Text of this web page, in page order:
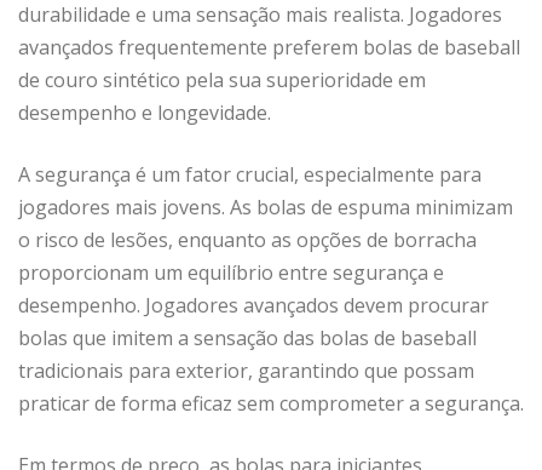
durabilidade e uma sensação mais realista. Jogadores
avançados frequentemente preferem bolas de baseball
de couro sintético pela sua superioridade em
desempenho e longevidade.
A segurança é um fator crucial, especialmente para
jogadores mais jovens. As bolas de espuma minimizam
o risco de lesões, enquanto as opções de borracha
proporcionam um equilíbrio entre segurança e
desempenho. Jogadores avançados devem procurar
bolas que imitem a sensação das bolas de baseball
tradicionais para exterior, garantindo que possam
praticar de forma eficaz sem comprometer a segurança.